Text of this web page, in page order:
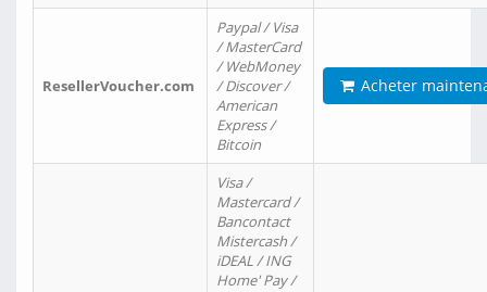
ResellerVoucher.com
Paypal / Visa
/ MasterCard
/ WebMoney
/ Discover /
American
Express /
Bitcoin
Acheter
Visa /
Mastercard /
Bancontact
Mistercash /
iDEAL / ING
Home' Pay /